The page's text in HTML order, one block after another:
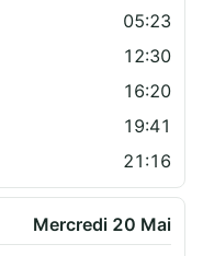
05:23
12:30
16:20
19:41
21:16
Mercredi 20 Mai